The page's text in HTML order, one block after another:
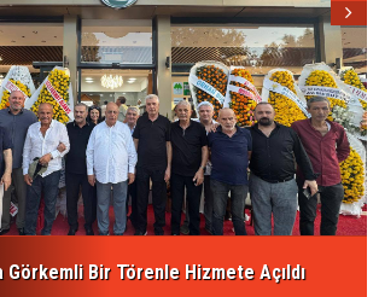
Görkemli Bir Törenle Hizmete Açıldı